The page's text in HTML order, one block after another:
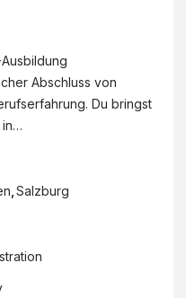
Abschluss von
Du bringst
in…
Salzburg